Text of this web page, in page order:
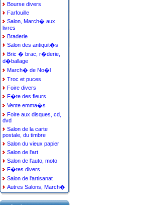
Bourse divers
Farfouille
Salon, March� aux
livres
Braderie
Salon des antiquit�s
Bric � brac, r�derie,
d�ballage
March� de No�l
Troc et puces
Foire divers
F�te des fleurs
Vente emma�s
Foire aux disques, cd,
dvd
Salon de la carte
postale, du timbre
Salon du vieux papier
Salon de l'art
Salon de l'auto, moto
F�tes divers
Salon de l'artisanat
Autres Salons, March�